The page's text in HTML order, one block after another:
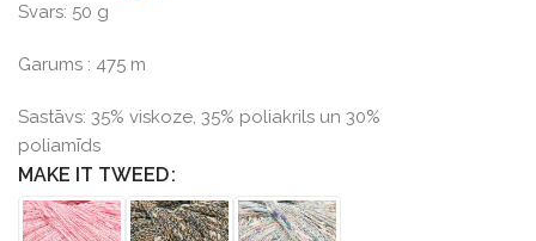
Svars: 50 g
Garums : 475 m
Sastāvs: 35% viskoze, 35% poliakrils un 30%
poliamīds
MAKE IT TWEED